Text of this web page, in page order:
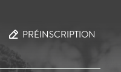
PRÉINSCRIPTION